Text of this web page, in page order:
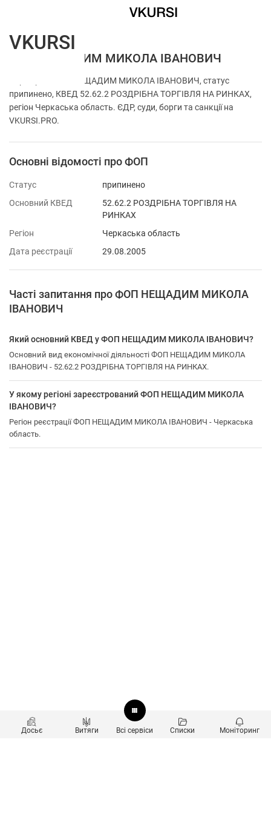
ФОП НЕЩАДИМ МИКОЛА ІВАНОВИЧ
Перевірка ФОП НЕЩАДИМ МИКОЛА ІВАНОВИЧ, статус
припинено, КВЕД 52.62.2 РОЗДРІБНА ТОРГІВЛЯ НА РИНКАХ,
регіон Черкаська область. ЄДР, суди, борги та санкції на
VKURSI.PRO.
Основні відомості про ФОП
Статус
припинено
Основний КВЕД
52.62.2 РОЗДРІБНА ТОРГІВЛЯ НА
РИНКАХ
Регіон
Черкаська область
Дата реєстрації
29.08.2005
Часті запитання про ФОП НЕЩАДИМ МИКОЛА
ІВАНОВИЧ
Який основний КВЕД у ФОП НЕЩАДИМ МИКОЛА ІВАНОВИЧ?
Основний вид економічної діяльності ФОП НЕЩАДИМ МИКОЛА
ІВАНОВИЧ - 52.62.2 РОЗДРІБНА ТОРГІВЛЯ НА РИНКАХ.
У якому регіоні зареєстрований ФОП НЕЩАДИМ МИКОЛА
ІВАНОВИЧ?
Регіон реєстрації ФОП НЕЩАДИМ МИКОЛА ІВАНОВИЧ - Черкаська
область.
Досьє Витяги Всі сервіси Списки Моніторинг
VKURSI